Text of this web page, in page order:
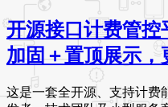
开源接口计费管控
加固＋置顶展示，
这是一套全开源、支持计费